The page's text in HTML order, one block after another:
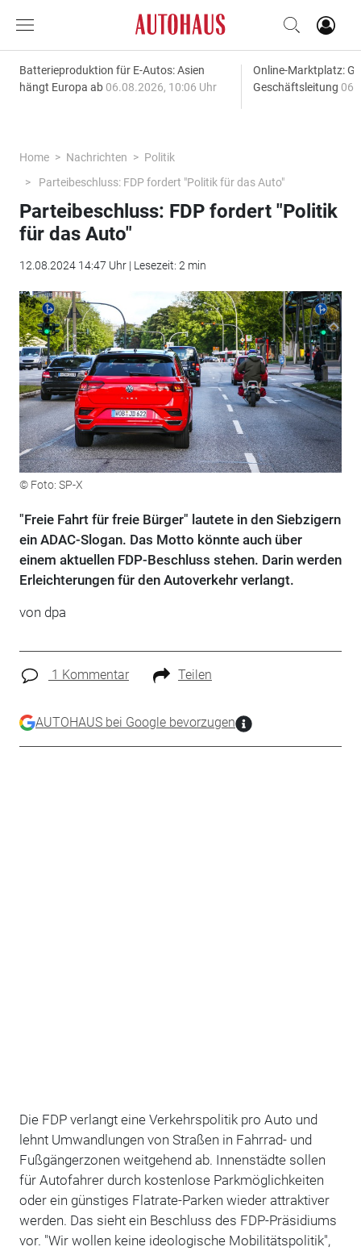
Batterieproduktion für E-Autos: Asien
hängt Europa ab 06.08.2026, 10:06 Uhr
Online-Marktplatz:
Geschäftsleitung
Home Nachrichten
Politik
Parteibeschluss: FDP fordert "Politik für das Auto"
Parteibeschluss: FDP fordert "Politik
für das Auto"
12.08.2024 14:47 Uhr | Lesezeit: 2 min
© Foto: SP-X
"Freie Fahrt für freie Bürger" lautete in den Siebzigern
ein ADAC-Slogan. Das Motto könnte auch über
einem aktuellen FDP-Beschluss stehen. Darin werden
Erleichterungen für den Autoverkehr verlangt.
von dpa
1 Kommentar Teilen
AUTOHAUS bei Google bevorzugen
Die FDP verlangt eine Verkehrspolitik pro Auto und
lehnt Umwandlungen von Straßen in Fahrrad- und
Fußgängerzonen weitgehend ab. Innenstädte sollen
für Autofahrer durch kostenlose Parkmöglichkeiten
oder ein günstiges Flatrate-Parken wieder attraktiver
werden. Das sieht ein Beschluss des FDP-Präsidiums
vor. "Wir wollen keine ideologische Mobilitätspolitik",